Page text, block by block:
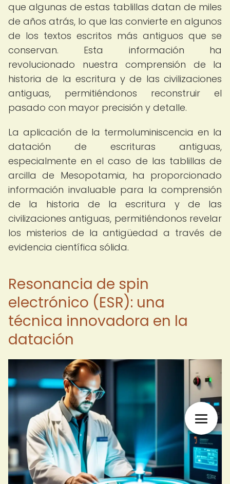
que algunas de estas tablillas datan de miles
de años atrás, lo que las convierte en algunos
de los textos escritos más antiguos que se
conservan. Esta información ha
revolucionado nuestra comprensión de la
historia de la escritura y de las civilizaciones
antiguas, permitiéndonos reconstruir el
pasado con mayor precisión y detalle.
La aplicación de la termoluminiscencia en la
datación de escrituras antiguas,
especialmente en el caso de las tablillas de
arcilla de Mesopotamia, ha proporcionado
información invaluable para la comprensión
de la historia de la escritura y de las
civilizaciones antiguas, permitiéndonos revelar
los misterios de la antigüedad a través de
evidencia científica sólida.
Resonancia de spin
electrónico (ESR): una
técnica innovadora en la
datación